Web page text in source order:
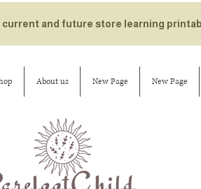
current and future store learning
About us New Page New Page